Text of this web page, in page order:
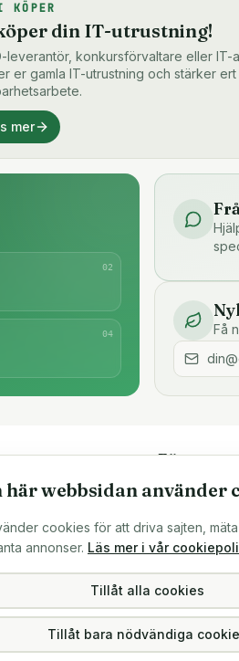
KÖPER
din IT-utrustning!
leverantör, konkursförvaltare eller IT-
er gamla IT-utrustning och stärker ert
mer
02
04
Få
Företaget
Om oss
Sälj till oss
Köpvillkor
här webbsidan använder
cookies för att driva sajten,
annonser. Läs mer i vår
Tillåt alla cookies
Tillåt bara nödvändiga